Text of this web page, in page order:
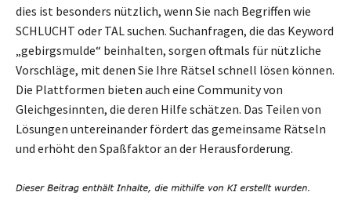
dies ist besonders nützlich, wenn Sie nach Begriffen wie
SCHLUCHT oder TAL suchen. Suchanfragen, die das Keyword
„gebirgsmulde“ beinhalten, sorgen oftmals für nützliche
Vorschläge, mit denen Sie Ihre Rätsel schnell lösen können.
Die Plattformen bieten auch eine Community von
Gleichgesinnten, die deren Hilfe schätzen. Das Teilen von
Lösungen untereinander fördert das gemeinsame Rätseln
und erhöht den Spaßfaktor an der Herausforderung.